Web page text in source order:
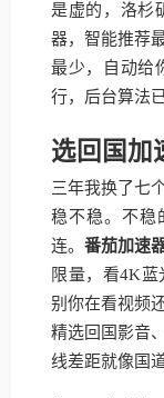
是虚的，洛杉
器，智能推荐
最少，自动给
行，后台算法
选回国加
三年我换了七
稳不稳。不稳
连。番茄加速
限量，看4K
别你在看视频
精选回国影音
线差距就像国